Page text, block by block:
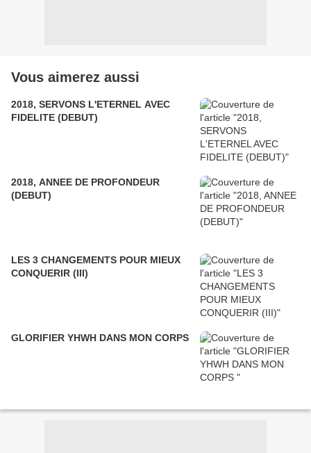
Vous aimerez aussi
2018, SERVONS L'ETERNEL AVEC
FIDELITE (DEBUT)
2018, ANNEE DE PROFONDEUR
(DEBUT)
LES 3 CHANGEMENTS POUR MIEUX
CONQUERIR (III)
GLORIFIER YHWH DANS MON CORPS